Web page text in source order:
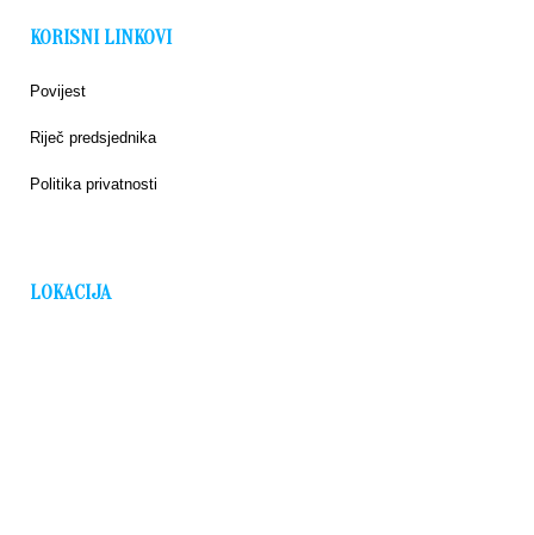
KORISNI LINKOVI
Povijest
Riječ predsjednika
Politika privatnosti
LOKACIJA